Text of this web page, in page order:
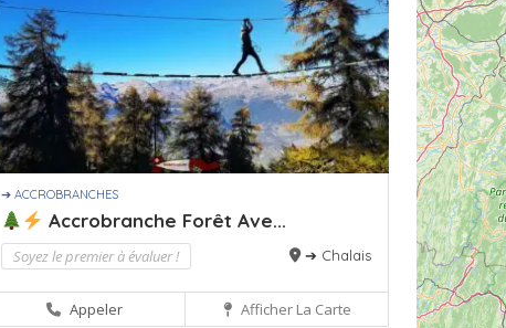
➔ ACCROBRANCHES
Accrobranche Forêt Ave...
Soyez le premier à évaluer ! ➔ Chalais
Appeler Afficher La Carte